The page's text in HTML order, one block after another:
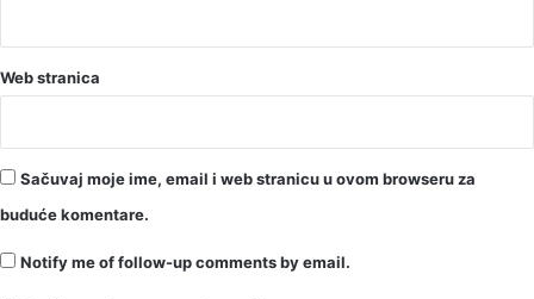
Web stranica
Sačuvaj moje ime, email i web stranicu u ovom browseru za
buduće komentare.
Notify me of follow-up comments by email.